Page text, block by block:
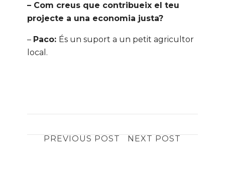
– Com creus que contribueix el teu
projecte a una economia justa?
– Paco: És un suport a un petit agricultor
local.
PREVIOUS POST NEXT POST